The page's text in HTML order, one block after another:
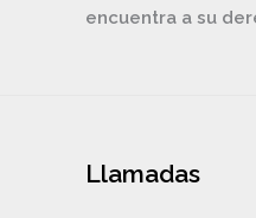
encuentra a su
Llamadas